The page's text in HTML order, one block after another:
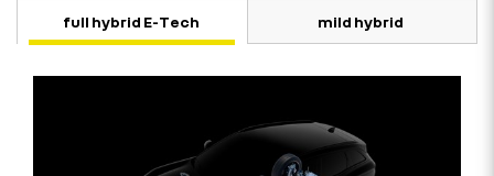
full hybrid E-Tech mild hybrid